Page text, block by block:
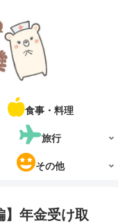
食事・料理
旅行
その他
】年金受け取